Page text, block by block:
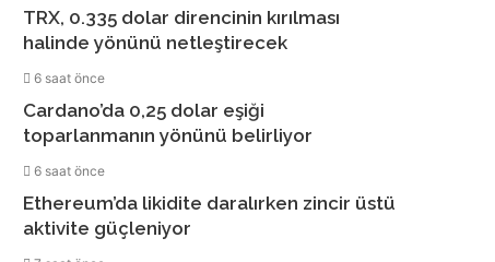
TRX, 0.335 dolar direncinin kırılması
halinde yönünü netleştirecek
6 saat önce
Cardano’da 0,25 dolar eşiği
toparlanmanın yönünü belirliyor
6 saat önce
Ethereum’da likidite daralırken zincir üstü
aktivite güçleniyor